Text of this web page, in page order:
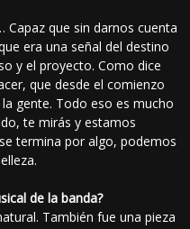
que sin darnos cuenta
era una señal del destino
y el proyecto. Como dice
que desde el comienzo
gente. Todo eso es mucho
te mirás y estamos
termina por algo, podemos
de la banda?
También fue una pieza